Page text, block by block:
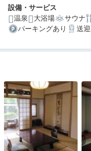
じ、穏やかな時間を
茅葺の門や囲炉裏
家風の空間
大浴場や貸切風呂
の温泉
自社農園の野菜や
り味わえる
設備・サービス
温泉
大浴場 サウナ
パーキングあり
送